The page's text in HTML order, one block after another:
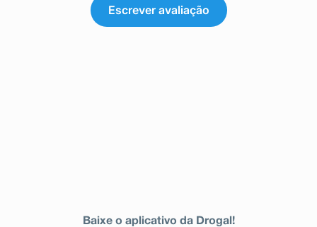
Escrever avaliação
Baixe o aplicativo da Drogal!